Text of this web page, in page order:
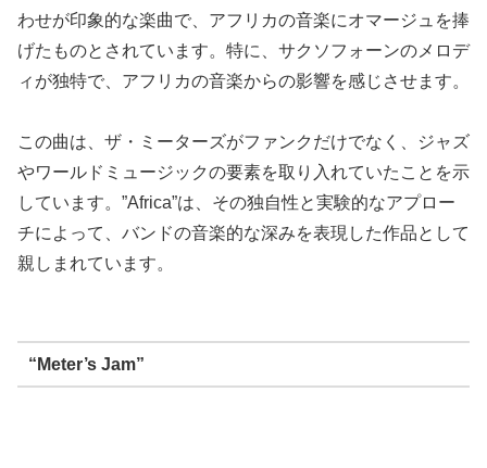
わせが印象的な楽曲で、アフリカの音楽にオマージュを捧
げたものとされています。特に、サクソフォーンのメロデ
ィが独特で、アフリカの音楽からの影響を感じさせます。
この曲は、ザ・ミーターズがファンクだけでなく、ジャズ
やワールドミュージックの要素を取り入れていたことを示
しています。”Africa”は、その独自性と実験的なアプロー
チによって、バンドの音楽的な深みを表現した作品として
親しまれています。
“Meter’s Jam”